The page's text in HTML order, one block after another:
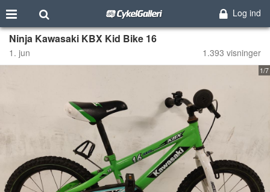
Log ind
Ninja Kawasaki KBX Kid Bike 16
1. jun 1.393 visninger
1/7